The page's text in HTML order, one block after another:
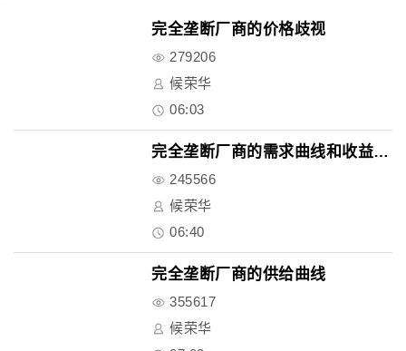
完全垄断厂商的价格歧视
279206
候荣华
06:03
完全垄断厂商的需求曲线和收益曲..
245566
候荣华
06:40
完全垄断厂商的供给曲线
355617
候荣华